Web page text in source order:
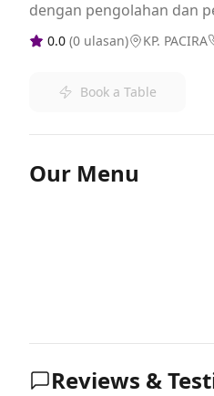
dengan pengolahan dan
0.0 (0 ulasan) KP. PACIRA
Book a Table
Our Menu
Reviews &